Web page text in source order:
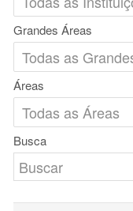
Grandes Áreas
Áreas
Busca